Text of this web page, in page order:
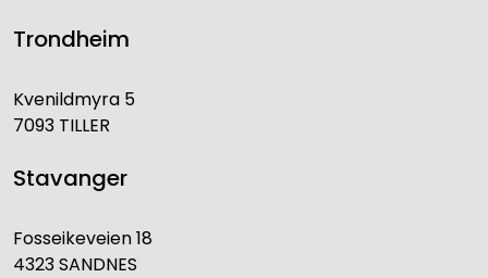
Trondheim
Kvenildmyra 5
7093 TILLER
Stavanger
Fosseikeveien 18
4323 SANDNES